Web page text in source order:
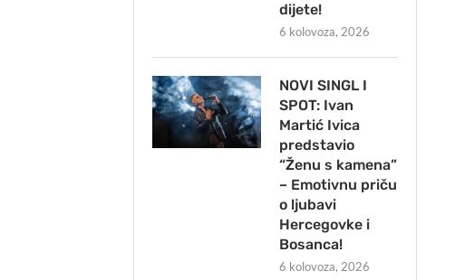
dijete!
6 kolovoza, 2026
NOVI SINGL I
SPOT: Ivan
Martić Ivica
predstavio
“Ženu s kamena”
– Emotivnu priču
o ljubavi
Hercegovke i
Bosanca!
6 kolovoza, 2026